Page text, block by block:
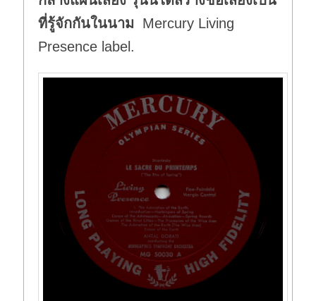
ที่รู้จักกันในนาม
Mercury Living
Presence label.